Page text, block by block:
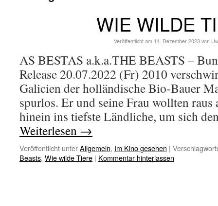
WIE WILDE
Veröffentlicht am 14. Dezember 2023 von
AS BESTAS a.k.a.THE BEASTS –
Release 20.07.2022 (Fr) 2010
Galicien der holländische Bio-Bauer
spurlos. Er und seine Frau wollten raus
hinein ins tiefste Ländliche, um sich
Weiterlesen →
Veröffentlicht unterAllgemein, Im Kino gesehen |
Beasts, Wie wilde Tiere | Kommentar hinterlassen